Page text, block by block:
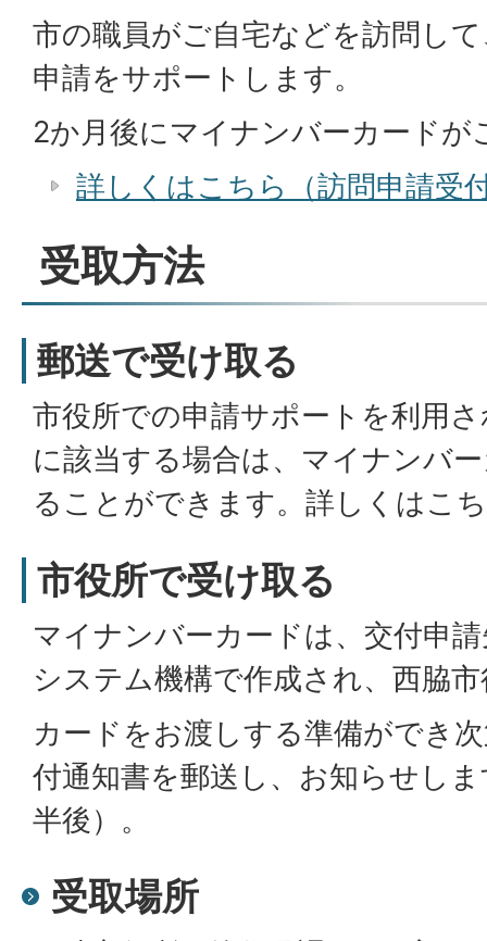
市の職員がご自宅などを訪問し
申請をサポートします。
2か月後にマイナンバーカードが
詳しくはこちら（訪問申請受
受取方法
郵送で受け取る
市役所での申請サポートを利用
に該当する場合は、マイナンバ
ることができます。詳しくはこ
市役所で受け取る
マイナンバーカードは、交付申
システム機構で作成され、西脇
カードをお渡しする準備ができ
付通知書を郵送し、お知らせし
半後）。
受取場所